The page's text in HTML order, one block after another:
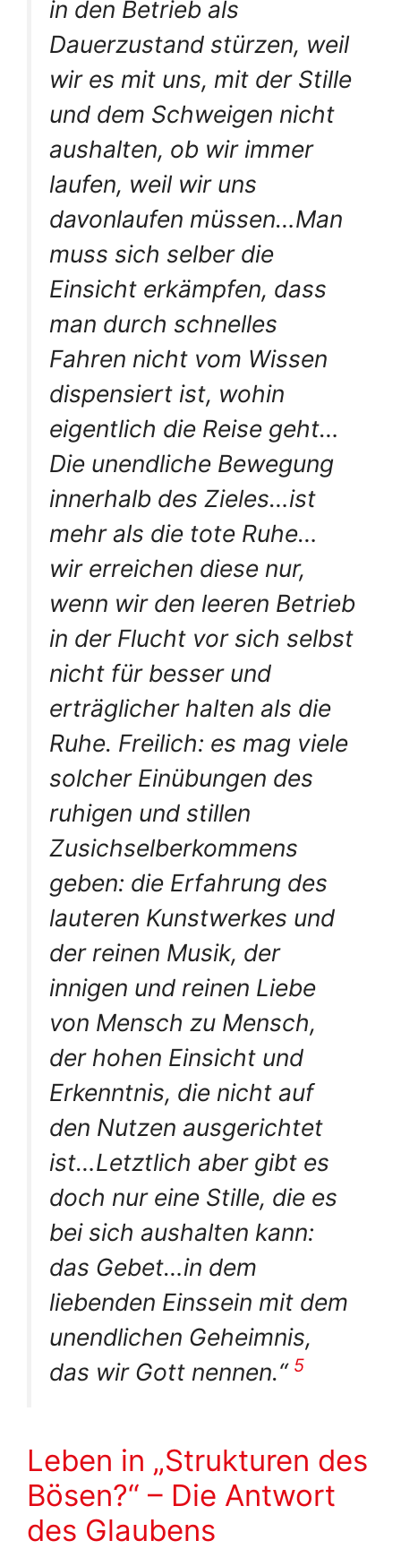
in den Betrieb als
Dauerzustand stürzen, weil
wir es mit uns, mit der Stille
und dem Schweigen nicht
aushalten, ob wir immer
laufen, weil wir uns
davonlaufen müssen…Man
muss sich selber die
Einsicht erkämpfen, dass
man durch schnelles
Fahren nicht vom Wissen
dispensiert ist, wohin
eigentlich die Reise geht…
Die unendliche Bewegung
innerhalb des Zieles…ist
mehr als die tote Ruhe…
wir erreichen diese nur,
wenn wir den leeren Betrieb
in der Flucht vor sich selbst
nicht für besser und
erträglicher halten als die
Ruhe. Freilich: es mag viele
solcher Einübungen des
ruhigen und stillen
Zusichselberkommens
geben: die Erfahrung des
lauteren Kunstwerkes und
der reinen Musik, der
innigen und reinen Liebe
von Mensch zu Mensch,
der hohen Einsicht und
Erkenntnis, die nicht auf
den Nutzen ausgerichtet
ist…Letztlich aber gibt es
doch nur eine Stille, die es
bei sich aushalten kann:
das Gebet…in dem
liebenden Einssein mit dem
unendlichen Geheimnis,
das wir Gott nennen.“ 5
Leben in „Strukturen des
Bösen?“ – Die Antwort
des Glaubens